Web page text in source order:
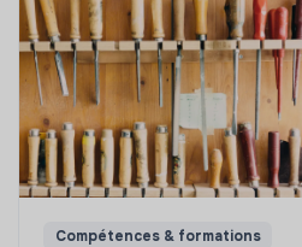
Compétences & formations